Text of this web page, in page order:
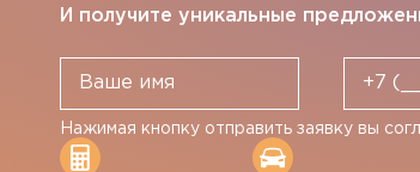
И получите уникальные
Нажимая кнопку отправить заявку вы